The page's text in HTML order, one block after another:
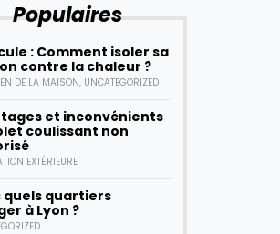
Populaires
: Comment isoler sa
contre la chaleur ?
DE LA MAISON, UNCATEGORIZED
et inconvénients
coulissant non
EXTÉRIEURE
quels quartiers
à Lyon ?